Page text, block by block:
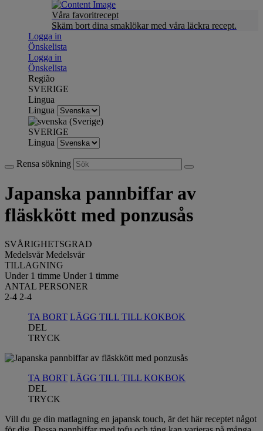
Våra favoritrecept
Skäm bort dina smaklökar med våra läckra recept.
Logga in
Önskelista
Logga in
Önskelista
Região
SVERIGE
Lingua
Lingua
SVERIGE
Lingua
Rensa sökning
Japanska pannbiffar av
fläskkött med ponzusås
SVÅRIGHETSGRAD
Medelsvår Medelsvår
TILLAGNING
Under 1 timme Under 1 timme
ANTAL PERSONER
2-4 2-4
TA BORT LÄGG TILL TILL KOKBOK
DEL
TRYCK
TA BORT LÄGG TILL TILL KOKBOK
DEL
TRYCK
Vill du ge din matlagning en japansk touch, är det här receptet något